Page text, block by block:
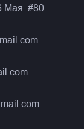
Мая. #80